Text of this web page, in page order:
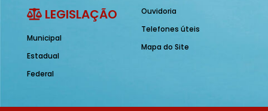
LEGISLAÇÃO
Municipal
Estadual
Federal
Ouvidoria
Telefones úteis
Mapa do Site